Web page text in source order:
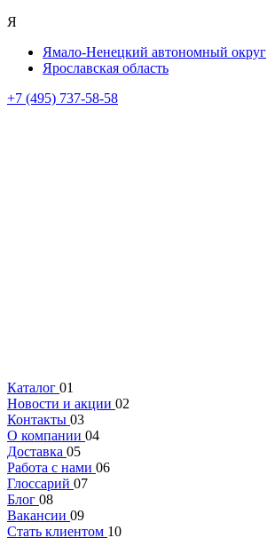
Я
Ямало-Ненецкий автономный округ
Ярославская область
+7 (495) 737-58-58
Каталог 01
Новости и акции 02
Контакты 03
О компании 04
Доставка 05
Работа с нами 06
Глоссарий 07
Блог 08
Вакансии 09
Стать клиентом 10